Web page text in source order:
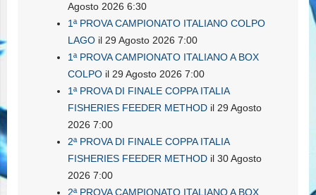
Agosto 2026 6:30
1ª PROVA CAMPIONATO ITALIANO COLPO
LAGO il 29 Agosto 2026 7:00
1ª PROVA CAMPIONATO ITALIANO A BOX
COLPO il 29 Agosto 2026 7:00
1ª PROVA DI FINALE COPPA ITALIA
FISHERIES FEEDER METHOD il 29 Agosto
2026 7:00
2ª PROVA DI FINALE COPPA ITALIA
FISHERIES FEEDER METHOD il 30 Agosto
2026 7:00
2ª PROVA CAMPIONATO ITALIANO A BOX